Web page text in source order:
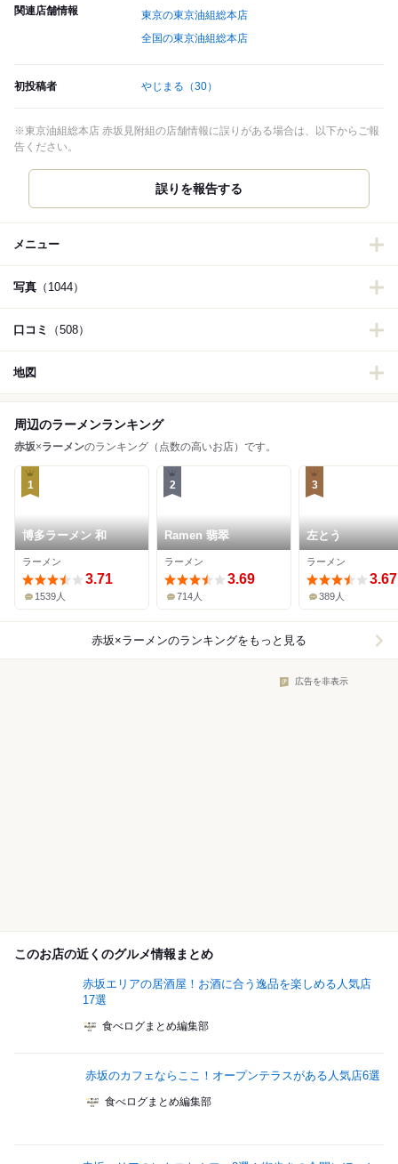
関連店舗情報
東京の東京油組総本店
全国の東京油組総本店
初投稿者 やじまる （30）
※東京油組総本店 赤坂見附組の店舗情報に誤りがある場合は、以下からご報
告ください。
誤りを報告する
メニュー
写真 （1044）
口コミ （508）
地図
周辺のラーメンランキング
赤坂×ラーメンのランキング（点数の高いお店）です。
1
博多ラーメン 和
ラーメン
3.71
1539人
2
Ramen 翡翠
ラーメン
3.69
714人
3
左とう
ラーメン
3.67
389人
赤坂×ラーメンのランキングをもっと見る
広告を非表示
このお店の近くのグルメ情報まとめ
赤坂エリアの居酒屋！お酒に合う逸品を楽しめる人気店
17選
食べログまとめ編集部
赤坂のカフェならここ！オープンテラスがある人気店6選
食べログまとめ編集部